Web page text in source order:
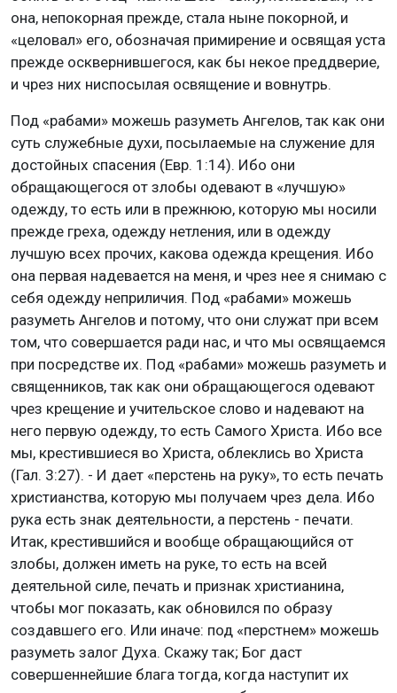
она, непокорная прежде, стала ныне покорной, и
«целовал» его, обозначая примирение и освящая уста
прежде осквернившегося, как бы некое преддверие,
и чрез них ниспосылая освящение и вовнутрь.
Под «рабами» можешь разуметь Ангелов, так как они
суть служебные духи, посылаемые на служение для
достойных спасения (Евр. 1:14). Ибо они
обращающегося от злобы одевают в «лучшую»
одежду, то есть или в прежнюю, которую мы носили
прежде греха, одежду нетления, или в одежду
лучшую всех прочих, какова одежда крещения. Ибо
она первая надевается на меня, и чрез нее я снимаю с
себя одежду неприличия. Под «рабами» можешь
разуметь Ангелов и потому, что они служат при всем
том, что совершается ради нас, и что мы освящаемся
при посредстве их. Под «рабами» можешь разуметь и
священников, так как они обращающегося одевают
чрез крещение и учительское слово и надевают на
него первую одежду, то есть Самого Христа. Ибо все
мы, крестившиеся во Христа, облеклись во Христа
(Гал. 3:27). - И дает «перстень на руку», то есть печать
христианства, которую мы получаем чрез дела. Ибо
рука есть знак деятельности, а перстень - печати.
Итак, крестившийся и вообще обращающийся от
злобы, должен иметь на руке, то есть на всей
деятельной силе, печать и признак христианина,
чтобы мог показать, как обновился по образу
создавшего его. Или иначе: под «перстнем» можешь
разуметь залог Духа. Скажу так; Бог даст
совершеннейшие блага тогда, когда наступит их